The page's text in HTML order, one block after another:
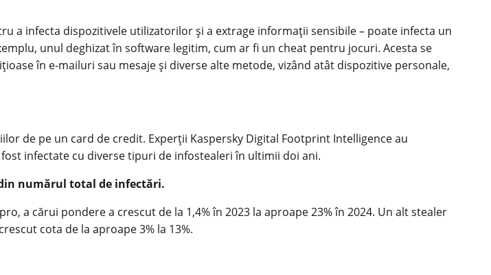
a infecta dispozitivele utilizatorilor și a extrage informații sensibile – poate infecta un
unul deghizat în software legitim, cum ar fi un cheat pentru jocuri. Acesta se
în e-mailuri sau mesaje și diverse alte metode, vizând atât dispozitive personale,
de pe un card de credit. Experții Kaspersky Digital Footprint Intelligence au
infectate cu diverse tipuri de infostealeri în ultimii doi ani.
numărul total de infectări.
a cărui pondere a crescut de la 1,4% în 2023 la aproape 23% în 2024. Un alt stealer
cota de la aproape 3% la 13%.